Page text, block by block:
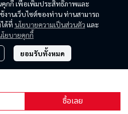
ซื้อเลย
คุกกี้ เพื่อเพิ่มประสิทธิภาพและ
านเว็บไซต์ของท่าน ท่านสามารถ
ด้ที่ นโยบายความเป็นส่วนตัว และ
โยบายคุกกี้
ยอมรับทั้งหมด
All Rights Reserved.
MakeWebEasy